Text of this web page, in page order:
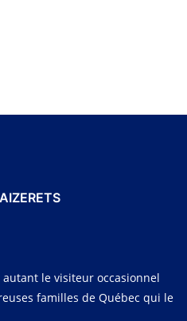
le visiteur occasionnel
familles de Québec qui le